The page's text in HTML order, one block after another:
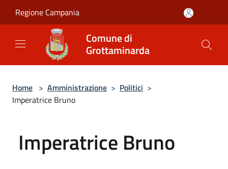
Regione Campania
Comune di
Grottaminarda
Home > Amministrazione > Politici >
Imperatrice Bruno
Imperatrice Bruno